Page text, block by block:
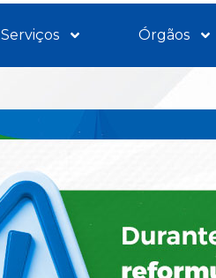
Serviços Órgãos